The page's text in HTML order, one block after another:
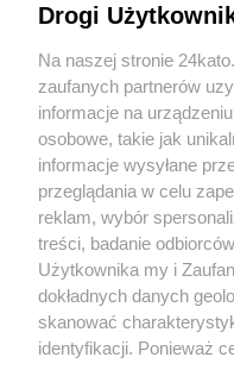
Wydawca mediów
Nie zapomnij
zapoznać się z:
polityką
Twojemiasto
Piekary Śląskie
Chorzów
Tarnowskie Góry
Drogi
Na naszej stronie
zaufanych partnerów
informacje na
osobowe, takie jak
informacje wysyłane
przeglądania w celu
reklam, wybór
treści, badanie
Użytkownika my i
dokładnych danych
skanować
identyfikacji. Ponieważ